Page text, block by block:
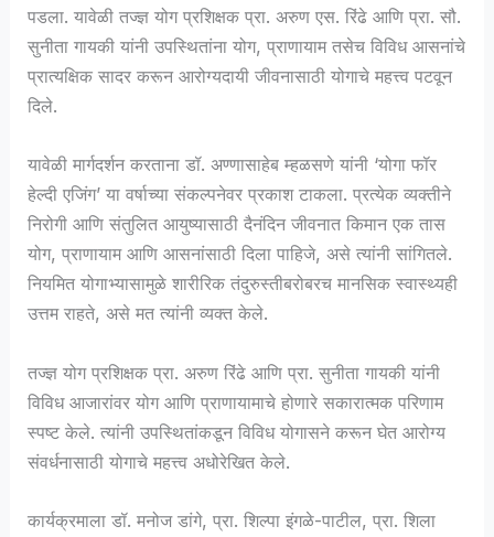
पडला. यावेळी तज्ज्ञ योग प्रशिक्षक प्रा. अरुण एस. रिंढे आणि प्रा. सौ.
सुनीता गायकी यांनी उपस्थितांना योग, प्राणायाम तसेच विविध आसनांचे
प्रात्यक्षिक सादर करून आरोग्यदायी जीवनासाठी योगाचे महत्त्व पटवून
दिले.
यावेळी मार्गदर्शन करताना डॉ. अण्णासाहेब म्हळसणे यांनी ‘योगा फॉर
हेल्दी एजिंग’ या वर्षाच्या संकल्पनेवर प्रकाश टाकला. प्रत्येक व्यक्तीने
निरोगी आणि संतुलित आयुष्यासाठी दैनंदिन जीवनात किमान एक तास
योग, प्राणायाम आणि आसनांसाठी दिला पाहिजे, असे त्यांनी सांगितले.
नियमित योगाभ्यासामुळे शारीरिक तंदुरुस्तीबरोबरच मानसिक स्वास्थ्यही
उत्तम राहते, असे मत त्यांनी व्यक्त केले.
तज्ज्ञ योग प्रशिक्षक प्रा. अरुण रिंढे आणि प्रा. सुनीता गायकी यांनी
विविध आजारांवर योग आणि प्राणायामाचे होणारे सकारात्मक परिणाम
स्पष्ट केले. त्यांनी उपस्थितांकडून विविध योगासने करून घेत आरोग्य
संवर्धनासाठी योगाचे महत्त्व अधोरेखित केले.
कार्यक्रमाला डॉ. मनोज डांगे, प्रा. शिल्पा इंगळे-पाटील, प्रा. शिला